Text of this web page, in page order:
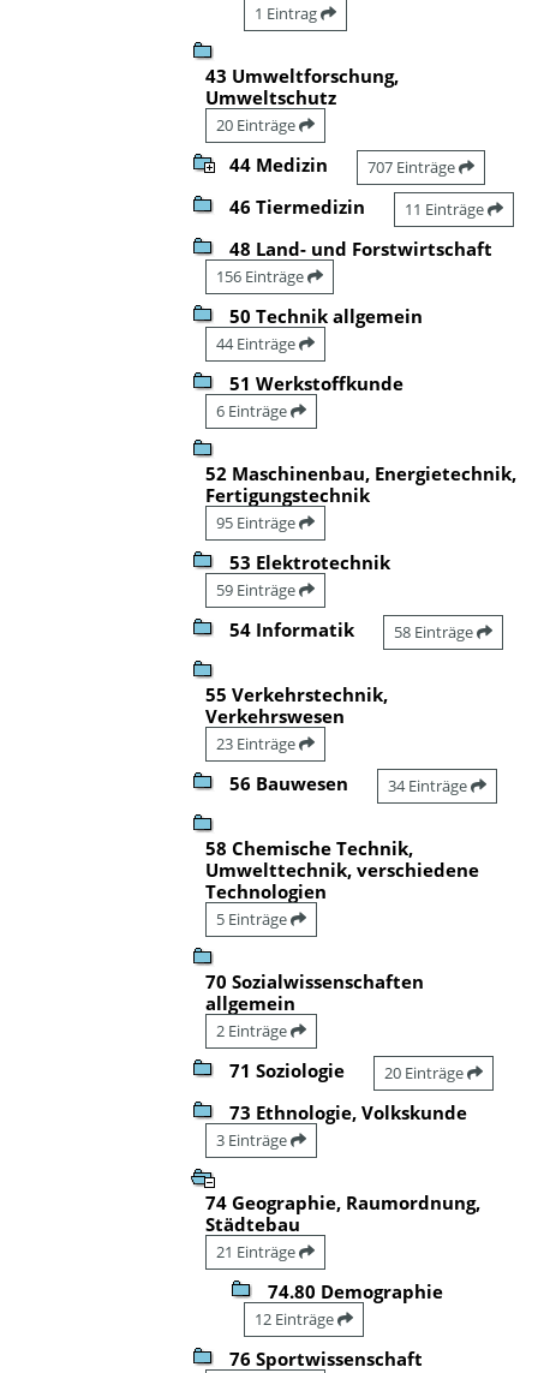
1 Eintrag
43 Umweltforschung,
Umweltschutz
20 Einträge
44 Medizin 707 Einträge
46 Tiermedizin 11 Einträge
48 Land- und Forstwirtschaft
156 Einträge
50 Technik allgemein
44 Einträge
51 Werkstoffkunde
6 Einträge
52 Maschinenbau, Energietechnik,
Fertigungstechnik
95 Einträge
53 Elektrotechnik
59 Einträge
54 Informatik 58 Einträge
55 Verkehrstechnik,
Verkehrswesen
23 Einträge
56 Bauwesen 34 Einträge
58 Chemische Technik,
Umwelttechnik, verschiedene
Technologien
5 Einträge
70 Sozialwissenschaften
allgemein
2 Einträge
71 Soziologie 20 Einträge
73 Ethnologie, Volkskunde
3 Einträge
74 Geographie, Raumordnung,
Städtebau
21 Einträge
74.80 Demographie
12 Einträge
76 Sportwissenschaft